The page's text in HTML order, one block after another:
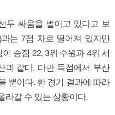
두 싸움을 벌이고 있다고 보
는 7점 차로 떨어져 있지만
승점 22, 3위 수원과 4위 서
과 같다. 다만 득점에서 부산
뿐이다. 한 경기 결과에 따라
라갈 수 있는 상황이다.